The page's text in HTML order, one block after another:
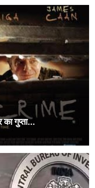
गुप्ता...